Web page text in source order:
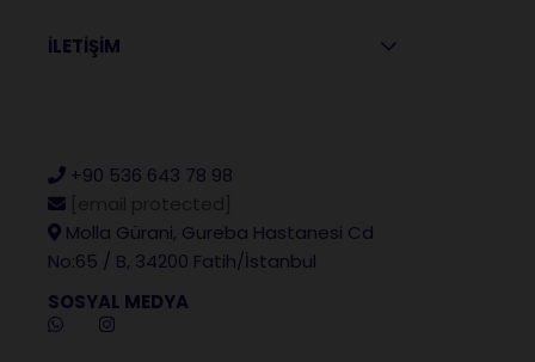
İLETİŞİM
+90 536 643 78 98
Molla Gürani, Gureba Hastanesi Cd
No:65 / B, 34200 Fatih/İstanbul
SOSYAL MEDYA